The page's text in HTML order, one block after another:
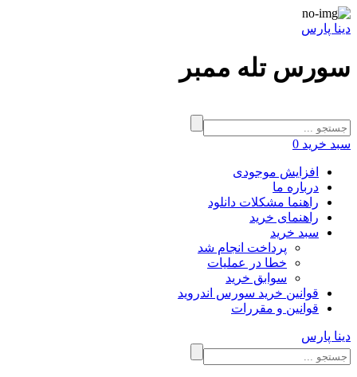
دینا پارس
سورس تله ممبر
سبد خرید 0
افزایش موجودی
درباره ما
راهنما مشکلات دانلود
راهنمای خرید
سبد خرید
پرداخت انجام شد
خطا در عملیات
سوابق خرید
قوانین خرید سورس اندروید
قوانین و مقررات
دینا پارس